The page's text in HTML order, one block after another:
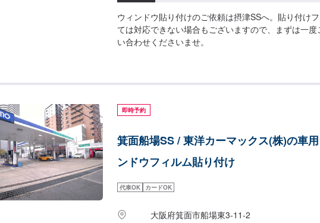
ウィンドウ貼り付けのご依頼は摂津SSへ。貼り付け
ては対応できない場合もございますので、まずは一度
い合わせくださいませ。
即時予約
箕面船場SS / 東洋カーマックス(株)の車
ンドウフィルム貼り付け
代車OK カードOK
大阪府箕面市船場東3-11-2